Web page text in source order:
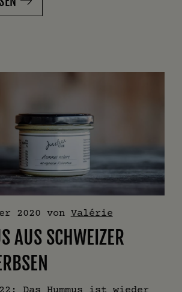
2020 von Valérie
AUS SCHWEIZER
Das Hummus ist wieder